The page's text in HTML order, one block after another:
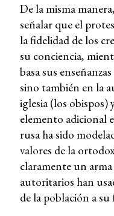
De la misma
señalar que el
la fidelidad de los
su conciencia,
basa sus
sino también en la
iglesia (los
elemento adicional
rusa ha sido
valores de la
claramente un
autoritarios han
de la población a su